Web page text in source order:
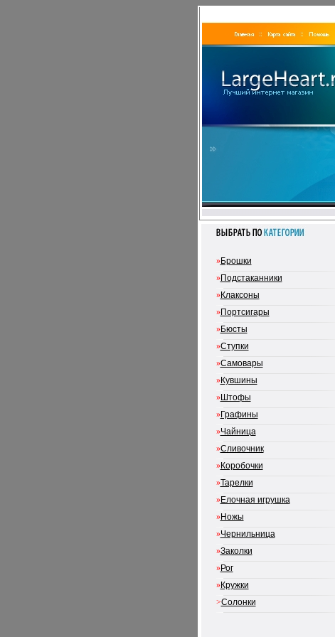
»Брошки
»Подстаканники
»Клаксоны
»Портсигары
»Бюсты
»Ступки
»Самовары
»Кувшины
»Штофы
»Графины
»Чайница
»Сливочник
»Коробочки
»Тарелки
»Елочная игрушка
»Ножы
»Чернильница
»Заколки
»Рог
»Кружки
>Солонки